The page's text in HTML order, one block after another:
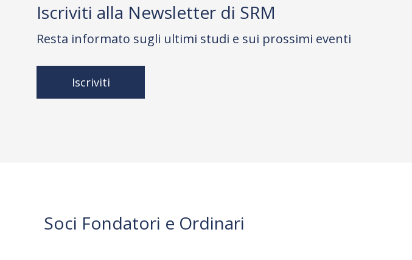
Iscriviti alla Newsletter di SRM
Resta informato sugli ultimi studi e sui prossimi eventi
Iscriviti
Soci Fondatori e Ordinari